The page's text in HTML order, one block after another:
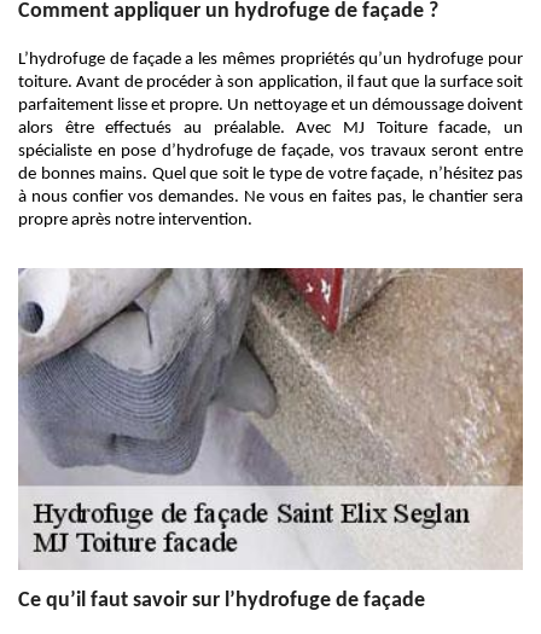
Comment appliquer un hydrofuge de façade ?
L’hydrofuge de façade a les mêmes propriétés qu’un hydrofuge pour
toiture. Avant de procéder à son application, il faut que la surface soit
parfaitement lisse et propre. Un nettoyage et un démoussage doivent
alors être effectués au préalable. Avec MJ Toiture facade, un
spécialiste en pose d’hydrofuge de façade, vos travaux seront entre
de bonnes mains. Quel que soit le type de votre façade, n’hésitez pas
à nous confier vos demandes. Ne vous en faites pas, le chantier sera
propre après notre intervention.
Ce qu’il faut savoir sur l’hydrofuge de façade